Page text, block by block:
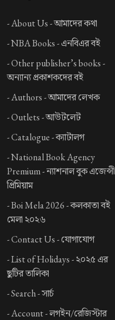
-About Us -আমাদের কথা
-NBA Books -এনবিএর বই
-Other publisher’s books -
অন্যান্য প্রকাশকদের বই
-Authors -আমাদের লেখক
-Outlets -আউটলেট
-Catalogue -ক্যাটালগ
-National Book Agency
Premium -ন্যাশনাল বুক এজেন্সী
প্রিমিয়াম
-Boi Mela 2026 -কলকাতা বই
মেলা ২০২৬
-Contact Us -যোগাযোগ
-List of Holidays -২০২৫ এর
ছুটির তালিকা
-Search -সার্চ
-Account -লগইন/রেজিস্টার